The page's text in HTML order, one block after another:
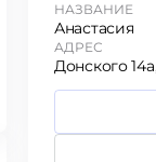
НАЗВАНИЕ
Анастасия
АДРЕС
Донского